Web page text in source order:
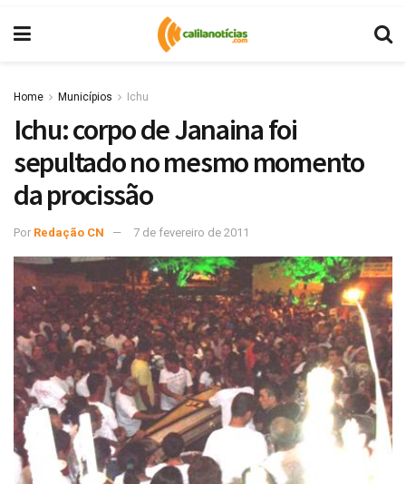
Home Municípios Ichu
Ichu: corpo de Janaina foi
sepultado no mesmo momento
da procissão
Por Redação CN 7 de fevereiro de 2011